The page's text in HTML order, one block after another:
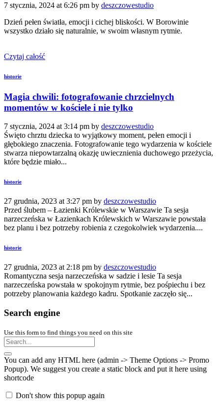
7 stycznia, 2024 at 6:26 pm by deszczowestudio
Dzień pełen światła, emocji i cichej bliskości. W Borowinie
wszystko działo się naturalnie, w swoim własnym rytmie.
Czytaj całość
historie
Magia chwili: fotografowanie chrzcielnych
momentów w kościele i nie tylko
7 stycznia, 2024 at 3:14 pm by deszczowestudio
Święto chrztu dziecka to wyjątkowy moment, pełen emocji i
głębokiego znaczenia. Fotografowanie tego wydarzenia w kościele
stwarza niepowtarzalną okazję uwiecznienia duchowego przeżycia,
które będzie miało...
historie
27 grudnia, 2023 at 3:27 pm by deszczowestudio
Przed ślubem – Łazienki Królewskie w Warszawie Ta sesja
narzeczeńska w Łazienkach Królewskich w Warszawie powstała
bez planu i bez potrzeby robienia z czegokolwiek wydarzenia....
historie
27 grudnia, 2023 at 2:18 pm by deszczowestudio
Romantyczna sesja narzeczeńska w sadzie i lesie Ta sesja
narzeczeńska powstała w spokojnym rytmie, bez pośpiechu i bez
potrzeby planowania każdego kadru. Spotkanie zaczęło się...
Search engine
Use this form to find things you need on this site
You can add any HTML here (admin -> Theme Options -> Promo
Popup). We suggest you create a static block and put it here using
shortcode
Don't show this popup again